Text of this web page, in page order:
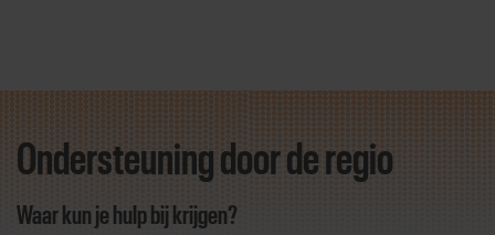
Direct door naar content
Ondersteuning door de regio
Waar kun je hulp bij krijgen?